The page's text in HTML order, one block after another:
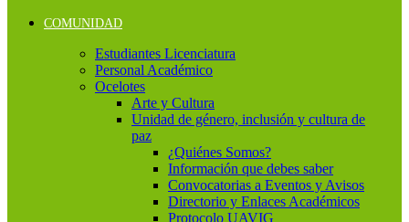
COMUNIDAD
Estudiantes Licenciatura
Personal Académico
Ocelotes
Arte y Cultura
Unidad de género, inclusión y cultura de
paz
¿Quiénes Somos?
Información que debes saber
Convocatorias a Eventos y Avisos
Directorio y Enlaces Académicos
Protocolo UAVIG